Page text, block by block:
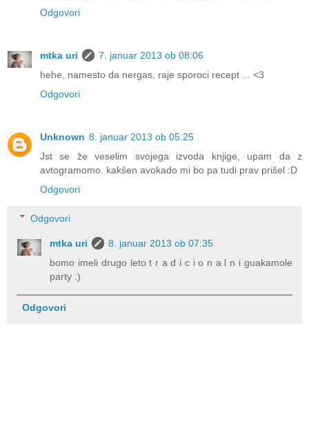
Odgovori
mtka uri
7. januar 2013 ob 08:06
hehe, namesto da nergas, raje sporoci recept ... <3
Odgovori
Unknown 8. januar 2013 ob 05:25
Jst se že veselim svojega izvoda knjige, upam da z
avtogramomo. kakšen avokado mi bo pa tudi prav prišel :D
Odgovori
Odgovori
mtka uri
8. januar 2013 ob 07:35
bomo imeli drugo leto t r a d i c i o n a l n i guakamole
party :)
Odgovori